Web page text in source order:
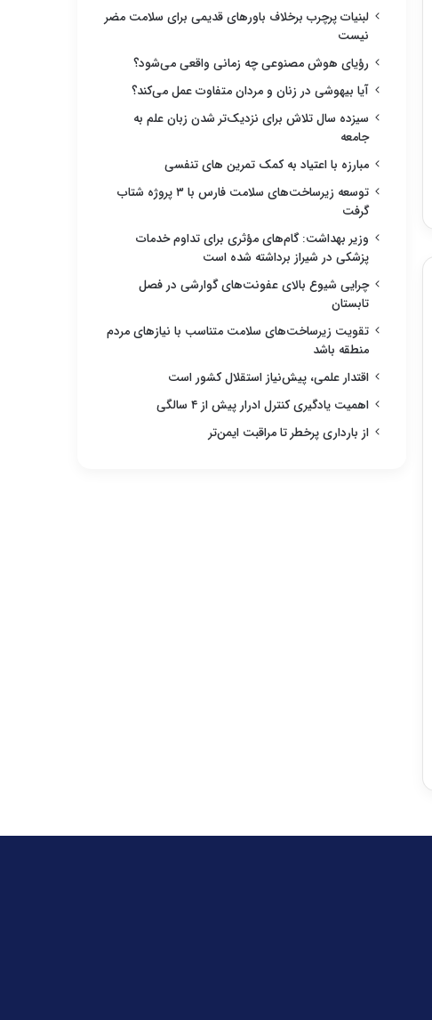
لبنیات پرچرب برخلاف باورهای قدیمی برای سلامت مضر
نیست
رؤیای هوش مصنوعی چه زمانی واقعی می‌شود؟
آیا بیهوشی در زنان و مردان متفاوت عمل می‌کند؟
سیزده سال تلاش برای نزدیک‌تر شدن زبان علم به
جامعه
مبارزه با اعتیاد به کمک تمرین های تنفسی
توسعه زیرساخت‌های سلامت فارس با ۳ پروژه شتاب
گرفت
وزیر بهداشت: گام‌های مؤثری برای تداوم خدمات
پزشکی در شیراز برداشته شده است
چرایی شیوع بالای عفونت‌های گوارشی در فصل
تابستان
تقویت زیرساخت‌های سلامت متناسب با نیازهای مردم
منطقه باشد
اقتدار علمی، پیش‌نیاز استقلال کشور است
اهمیت یادگیری کنترل ادرار پیش از ۴ سالگی
از بارداری پرخطر تا مراقبت ایمن‌تر